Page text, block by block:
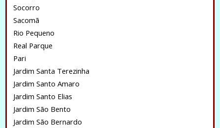
Socorro
Sacomã
Rio Pequeno
Real Parque
Pari
Jardim Santa Terezinha
Jardim Santo Amaro
Jardim Santo Elias
Jardim São Bento
Jardim São Bernardo